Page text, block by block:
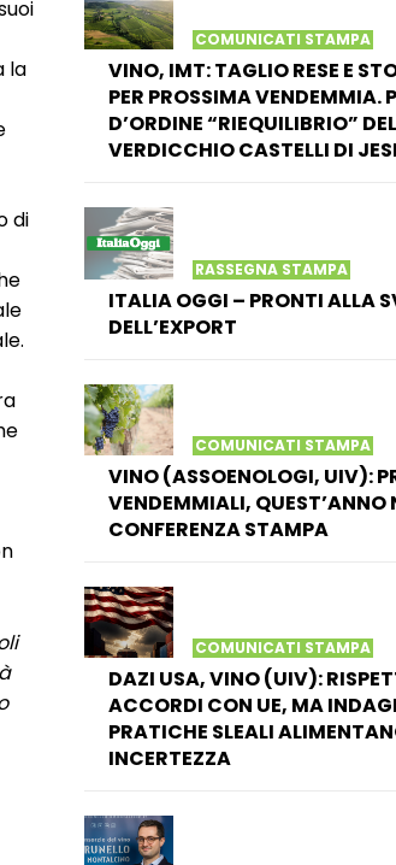
la
di
COMUNICATI STAMPA
VINO, IMT: TAGLIO RESE E
PER PROSSIMA VENDEMMIA.
D’ORDINE “RIEQUILIBRIO”
VERDICCHIO CASTELLI DI JESI
RASSEGNA STAMPA
ITALIA OGGI – PRONTI ALLA
DELL’EXPORT
COMUNICATI STAMPA
VINO (ASSOENOLOGI, UIV):
VENDEMMIALI, QUEST’ANNO
CONFERENZA STAMPA
COMUNICATI STAMPA
DAZI USA, VINO (UIV):
ACCORDI CON UE, MA
PRATICHE SLEALI
INCERTEZZA